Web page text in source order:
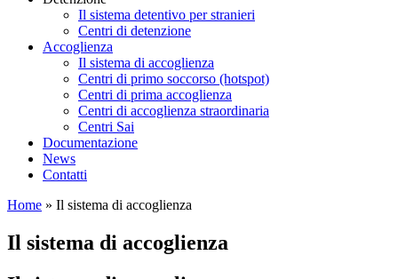
Il sistema detentivo per stranieri
Centri di detenzione
Accoglienza
Il sistema di accoglienza
Centri di primo soccorso (hotspot)
Centri di prima accoglienza
Centri di accoglienza straordinaria
Centri Sai
Documentazione
News
Contatti
Home » Il sistema di accoglienza
Il sistema di accoglienza